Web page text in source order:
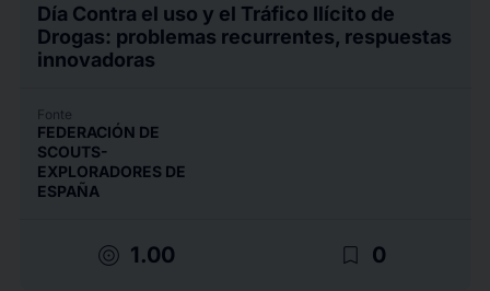
Día Contra el uso y el Tráfico Ilícito de
Drogas: problemas recurrentes, respuestas
innovadoras
Fonte
FEDERACIÓN DE
SCOUTS-
EXPLORADORES DE
ESPAÑA
target 1.00 bookmark_border 0